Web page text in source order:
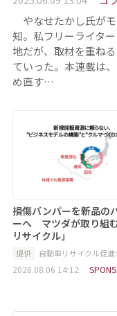
やなせたかし氏が
知。私フリーライタ
地だが、取材を重ね
ていった。本連載は
め直す…
損傷バンパーを新品の
ーへ マツダが取り組
リサイクル」
提供 自動車リサイクル促進
2026.08.06 14:12